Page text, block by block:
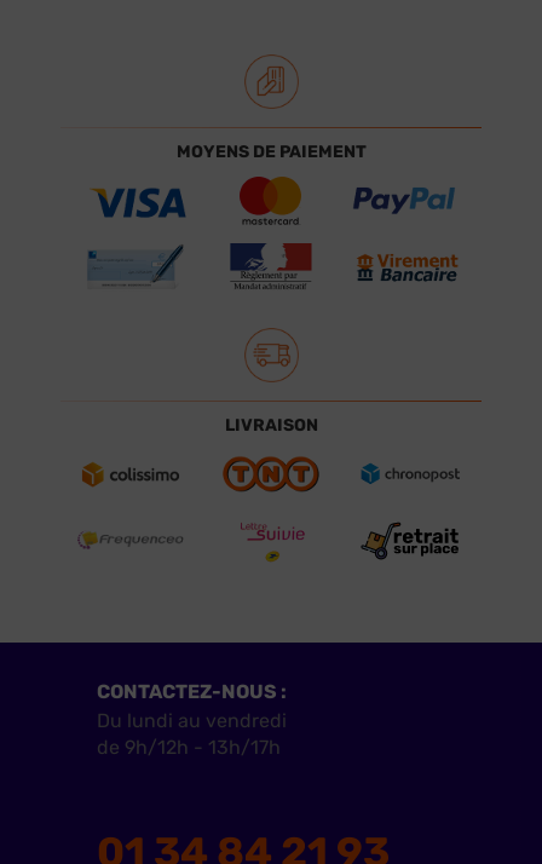
MOYENS DE PAIEMENT
LIVRAISON
CONTACTEZ-NOUS :
Du lundi au vendredi
de 9h/12h - 13h/17h
01 34 84 21 93